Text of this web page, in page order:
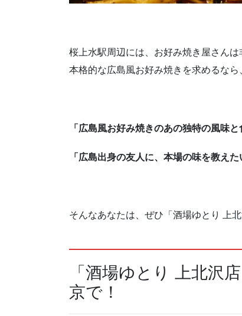
桜上水駅周辺には、お好み焼き屋さんは
本格的な広島風お好み焼きを求めるな
「広島風お好み焼きのあの独特の風味と
「広島出身の友人に、本場の味を教えた
そんなあなたは、ぜひ「酒場ゆとり 上
「酒場ゆとり 上北沢
京で！